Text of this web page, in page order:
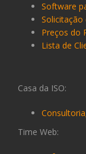
Software
Preços do
Lista de
Casa da ISO:
Time Web: